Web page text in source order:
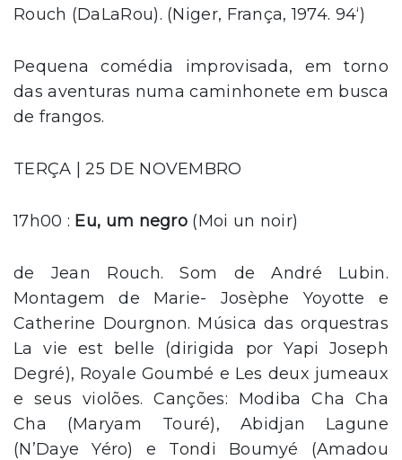
Rouch (DaLaRou). (Niger, França, 1974. 94‘)
Pequena comédia improvisada, em torno
das aventuras numa caminhonete em busca
de frangos.
TERÇA | 25 DE NOVEMBRO
17h00 : Eu, um negro (Moi un noir)
de Jean Rouch. Som de André Lubin.
Montagem de Marie- Josèphe Yoyotte e
Catherine Dourgnon. Música das orquestras
La vie est belle (dirigida por Yapi Joseph
Degré), Royale Goumbé e Les deux jumeaux
e seus violões. Canções: Modiba Cha Cha
Cha (Maryam Touré), Abidjan Lagune
(N’Daye Yéro) e Tondi Boumyé (Amadou